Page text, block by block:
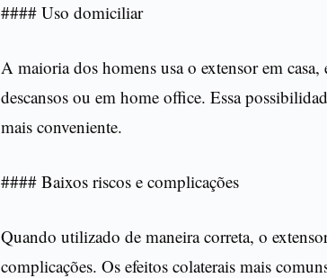
#### Uso domiciliar
A maioria dos homens usa o extensor em
descansos ou em home office. Essa
mais conveniente.
#### Baixos riscos e complicações
Quando utilizado de maneira correta, o
complicações. Os efeitos colaterais mais